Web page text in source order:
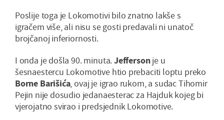
Poslije toga je Lokomotivi bilo znatno lakše s
igračem više, ali nisu se gosti predavali ni unatoč
brojčanoj inferiornosti.
I onda je došla 90. minuta.Jeffersonje u
šesnaestercu Lokomotive htio prebaciti loptu preko
Borne Barišića, ovaj je igrao rukom, a sudac Tihomir
Pejin nije dosudio jedanaesterac za Hajduk kojeg bi
vjerojatno svirao i predsjednik Lokomotive.